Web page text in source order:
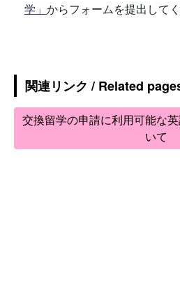
学」 からフォームを提出してく
関連リンク / Related
交換留学の申請に利用可能な
いて